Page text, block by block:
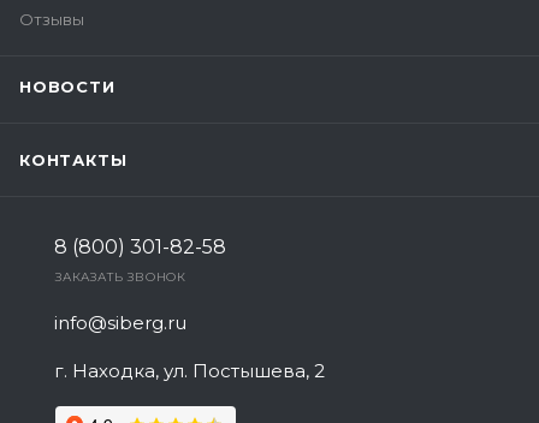
Отзывы
НОВОСТИ
КОНТАКТЫ
8 (800) 301-82-58
ЗАКАЗАТЬ ЗВОНОК
info@siberg.ru
г. Находка, ул. Постышева, 2